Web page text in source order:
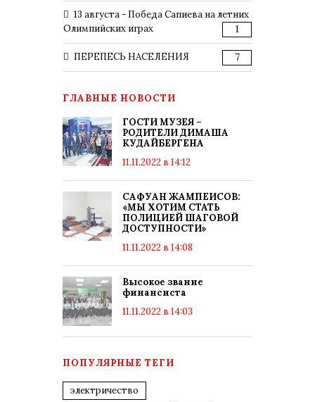
13 августа - Победа Сапиева на летних
Олимпийских играх
1
ПЕРЕПЕСЬ НАСЕЛЕНИЯ 7
ГЛАВНЫЕ НОВОСТИ
ГОСТИ МУЗЕЯ –
РОДИТЕЛИ ДИМАША
КУДАЙБЕРГЕНА
11.11.2022 в 14:12
САФУАН ЖАМПЕИСОВ:
«МЫ ХОТИМ СТАТЬ
ПОЛИЦИЕЙ ШАГОВОЙ
ДОСТУПНОСТИ»
11.11.2022 в 14:08
Высокое звание
финансиста
11.11.2022 в 14:03
ПОПУЛЯРНЫЕ ТЕГИ
электричество